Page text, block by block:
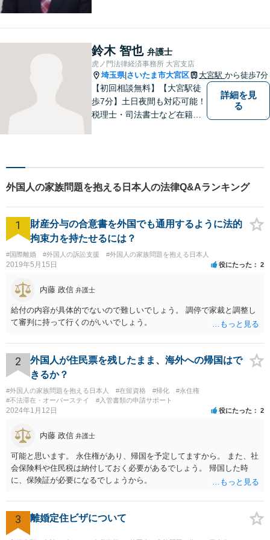
鈴木 智也 弁護士
虎ノ門法律経済事務所 大宮支店
埼玉県| さいたま市大宮区 大宮駅 から徒歩7分
【初回相談無料】【大宮駅徒
歩7分】土日夜間も対応可能！
税理士・司法書士など在籍で
す。まずはご相談をお聞かせ
ください。
詳細を見
る
外国人の家族問題を抱える日本人の法律Q&Aランキング
1
財産分与の合意書を外国でも通用するように法的
拘束力を持たせるには？
#国際離婚 #外国人の訴訟支援 #外国人の家族問題を抱える日本人
2019年5月15日 役にたった 2
内藤 政信 弁護士
給付の内容が具体的でないので難しいでしょう。 調停で家裁と調整し
て審判に持って行くのがいいでしょう。
2
外国人が住民票を残したまま、海外への帰国はで
きるか？
#外国人の家族問題を抱える日本人 #在留資格 #帰化
#永住権
#不法滞在・オーバーステイ
#入管書類の申請サポート
2024年1月12日 役にたった 2
内藤 政信 弁護士
可能と思います。 永住権があり、帰国を予定してますから。 また、社
会保険料や住民税は納付しておく必要があるでしょう。 帰国した時
に、保険証が必要になるでしょうから。
3 離婚定住ビザについて